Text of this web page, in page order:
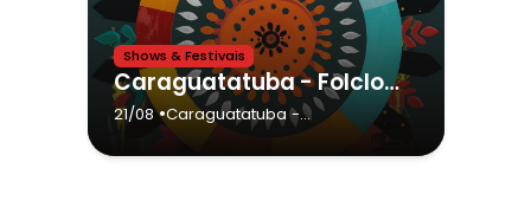
Shows & Festivais
Caraguatatuba - Folclore em Festa 2026
21/08•Caraguatatuba-
Caraguatatuba